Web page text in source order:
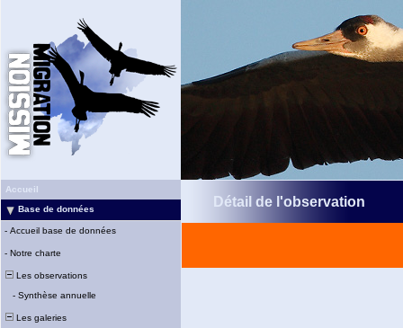
Accueil
Base de données
- Accueil base de données
- Notre charte
Les observations
- Synthèse annuelle
Les galeries
Détail de l'observation